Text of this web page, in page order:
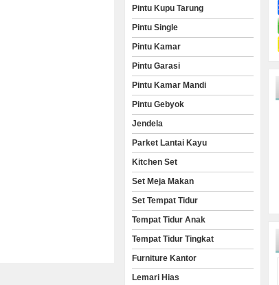
Pintu Kupu Tarung
Pintu Single
Pintu Kamar
Pintu Garasi
Pintu Kamar Mandi
Pintu Gebyok
Jendela
Parket Lantai Kayu
Kitchen Set
Set Meja Makan
Set Tempat Tidur
Tempat Tidur Anak
Tempat Tidur Tingkat
Furniture Kantor
Lemari Hias